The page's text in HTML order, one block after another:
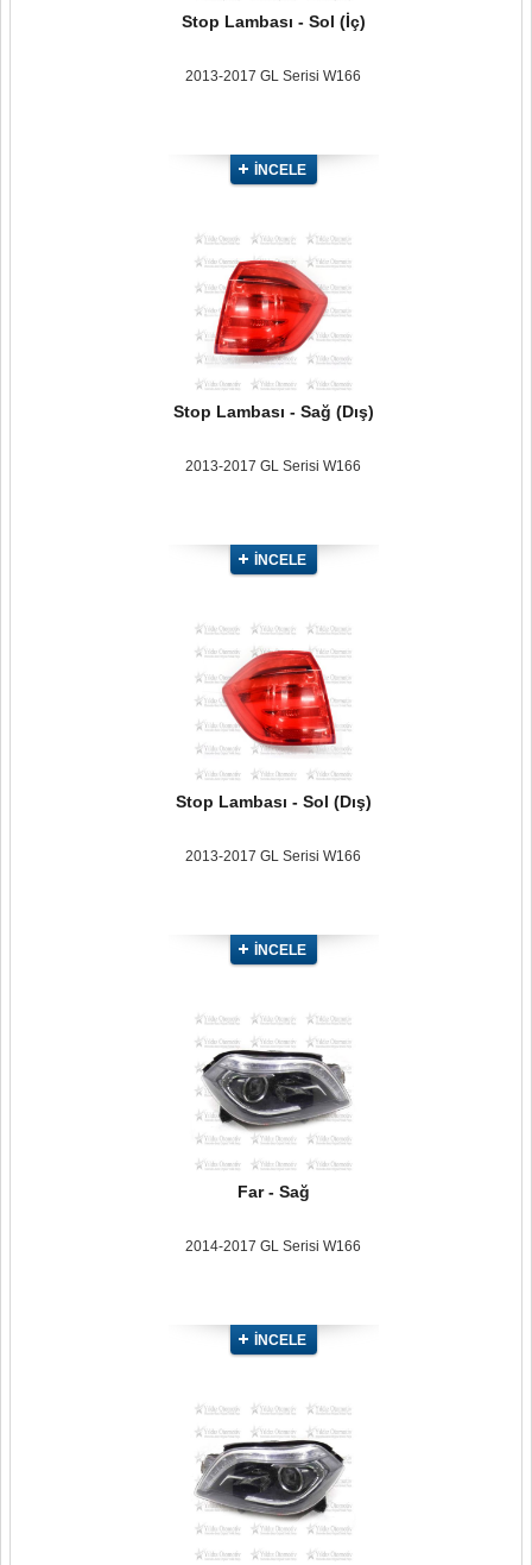
Stop Lambası - Sol (İç)
2013-2017 GL Serisi W166
İNCELE
Stop Lambası - Sağ (Dış)
2013-2017 GL Serisi W166
İNCELE
Stop Lambası - Sol (Dış)
2013-2017 GL Serisi W166
İNCELE
Far - Sağ
2014-2017 GL Serisi W166
İNCELE